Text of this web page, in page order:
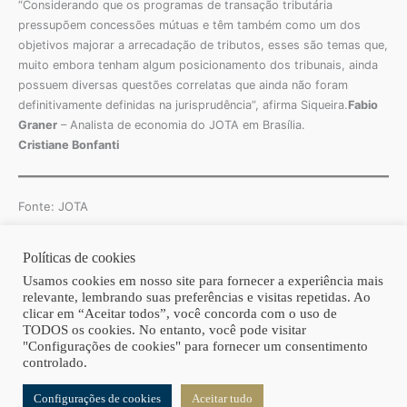
“Considerando que os programas de transação tributária
pressupõem concessões mútuas e têm também como um dos
objetivos majorar a arrecadação de tributos, esses são temas que,
muito embora tenham algum posicionamento dos tribunais, ainda
possuem diversas questões correlatas que ainda não foram
definitivamente definidas na jurisprudência”, afirma Siqueira.Fabio
Graner – Analista de economia do JOTA em Brasília.
Cristiane Bonfanti
Fonte: JOTA
Copyright © 2026 | Homero Costa Advogados
Políticas de cookies
Usamos cookies em nosso site para fornecer a experiência mais
relevante, lembrando suas preferências e visitas repetidas. Ao
clicar em “Aceitar todos”, você concorda com o uso de
TODOS os cookies. No entanto, você pode visitar
"Configurações de cookies" para fornecer um consentimento
controlado.
Configurações de cookies Aceitar tudo